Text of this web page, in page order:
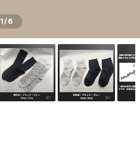
1/6